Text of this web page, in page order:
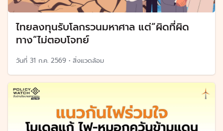
ไทยลงทุนรับโลกรวนมหาศาล แต่“ผิดที่ผิด
ทาง”ไม่ตอบโจทย์
วันที่ 31 ก.ค. 2569 • สิ่งแวดล้อม